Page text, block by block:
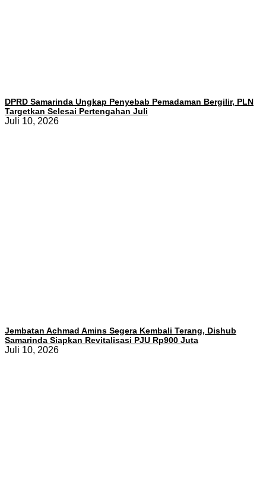
DPRD Samarinda Ungkap Penyebab Pemadaman Bergilir, PLN
Targetkan Selesai Pertengahan Juli
Juli 10, 2026
Jembatan Achmad Amins Segera Kembali Terang, Dishub
Samarinda Siapkan Revitalisasi PJU Rp900 Juta
Juli 10, 2026